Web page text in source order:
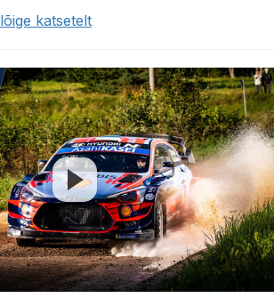
katsetelt